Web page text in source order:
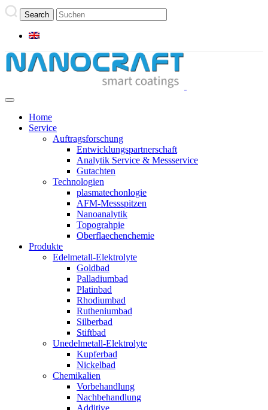
Home
Service
Auftragsforschung
Entwicklungspartnerschaft
Analytik Service & Messservice
Gutachten
Technologien
plasmatechonlogie
AFM-Messspitzen
Nanoanalytik
Topograhpie
Oberflaechenchemie
Produkte
Edelmetall-Elektrolyte
Goldbad
Palladiumbad
Platinbad
Rhodiumbad
Rutheniumbad
Silberbad
Stiftbad
Unedelmetall-Elektrolyte
Kupferbad
Nickelbad
Chemikalien
Vorbehandlung
Nachbehandlung
Additive